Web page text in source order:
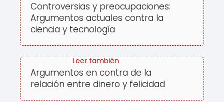
Controversias y preocupaciones:
Argumentos actuales contra la
ciencia y tecnología
Argumentos en contra de la
relación entre dinero y felicidad